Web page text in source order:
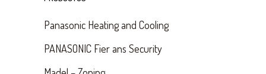
Panasonic Heating and Cooling
PANASONIC Fier ans Security